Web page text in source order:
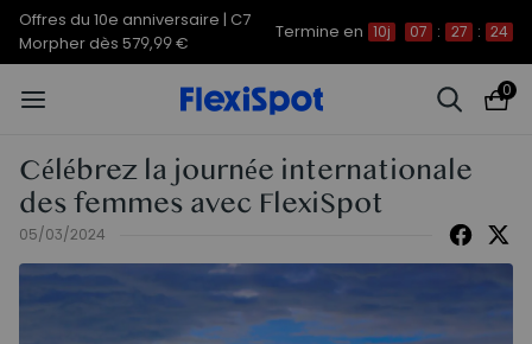
Offres du 10e anniversaire | C7
Morpher dès 579,99 €
Termine en 10j 07 : 27 : 24
0
Célébrez la journée internationale
des femmes avec FlexiSpot
05/03/2024